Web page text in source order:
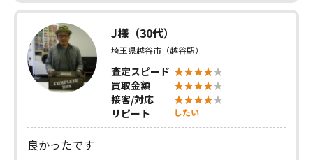
J様（30代）
埼玉県越谷市（越谷駅）
査定スピード
買取金額
接客/対応
リピート
したい
良かったです